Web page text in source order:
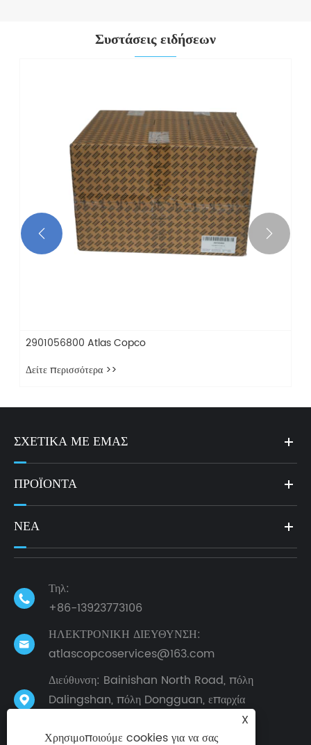
Συστάσεις ειδήσεων
2901056800 Atlas Copco
Δείτε περισσότερα >>
 
ΣΧΕΤΙΚΆ ΜΕ ΕΜΆΣ
ΠΡΟΪΌΝΤΑ
ΝΈΑ

Τηλ:
+86-13923773106

ΗΛΕΚΤΡΟΝΙΚΗ ΔΙΕΥΘΥΝΣΗ:
atlascopcoservices@163.com

Διεύθυνση: Bainishan North Road, πόλη
Dalingshan, πόλη Dongguan, επαρχία
X
Χρησιμοποιούμε cookies για να σας